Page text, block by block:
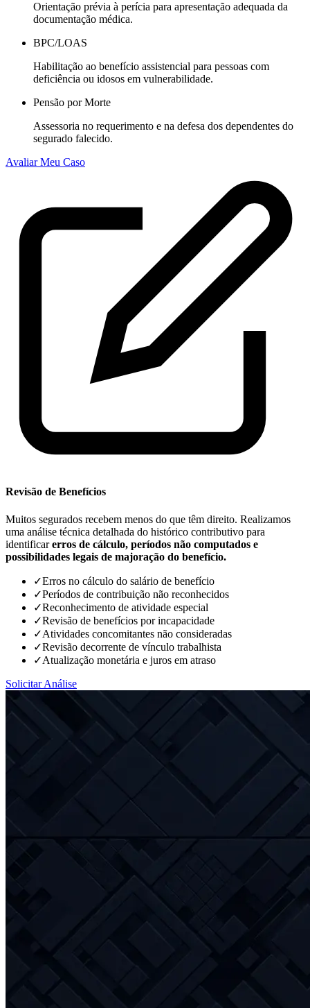
Orientação prévia à perícia para apresentação adequada da
documentação médica.
BPC/LOAS
Habilitação ao benefício assistencial para pessoas com
deficiência ou idosos em vulnerabilidade.
Pensão por Morte
Assessoria no requerimento e na defesa dos dependentes do
segurado falecido.
Avaliar Meu Caso
Revisão de Benefícios
Muitos segurados recebem menos do que têm direito. Realizamos
uma análise técnica detalhada do histórico contributivo para
identificarerros de cálculo, períodos não computados e
possibilidades legais de majoração do benefício.
✓Erros no cálculo do salário de benefício
✓Períodos de contribuição não reconhecidos
✓Reconhecimento de atividade especial
✓Revisão de benefícios por incapacidade
✓Atividades concomitantes não consideradas
✓Revisão decorrente de vínculo trabalhista
✓Atualização monetária e juros em atraso
Solicitar Análise